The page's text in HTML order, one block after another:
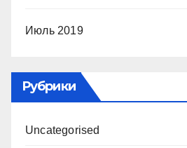
Июль 2019
Рубрики
Uncategorised